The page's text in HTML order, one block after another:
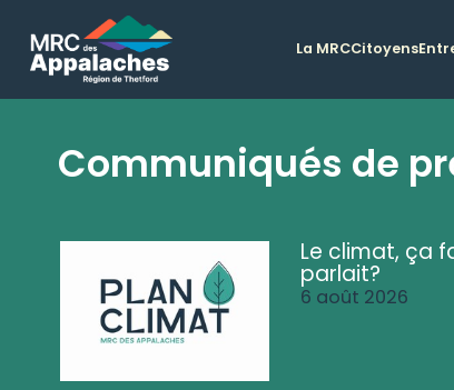
La MRCCitoyens
Communiqués de
Le climat, ça
parlait?
6 août 2026